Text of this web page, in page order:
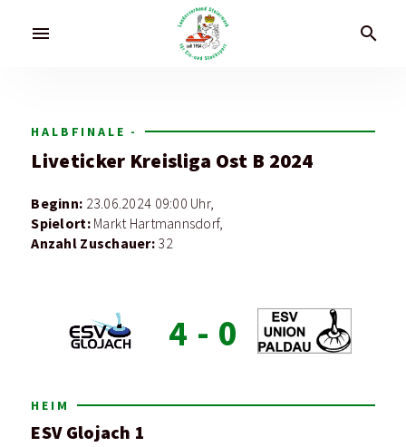
menu search
HALBFINALE -
Liveticker Kreisliga Ost B 2024
Beginn: 23.06.2024 09:00 Uhr,
Spielort: Markt Hartmannsdorf,
Anzahl Zuschauer: 32
4 - 0
HEIM
ESV Glojach 1